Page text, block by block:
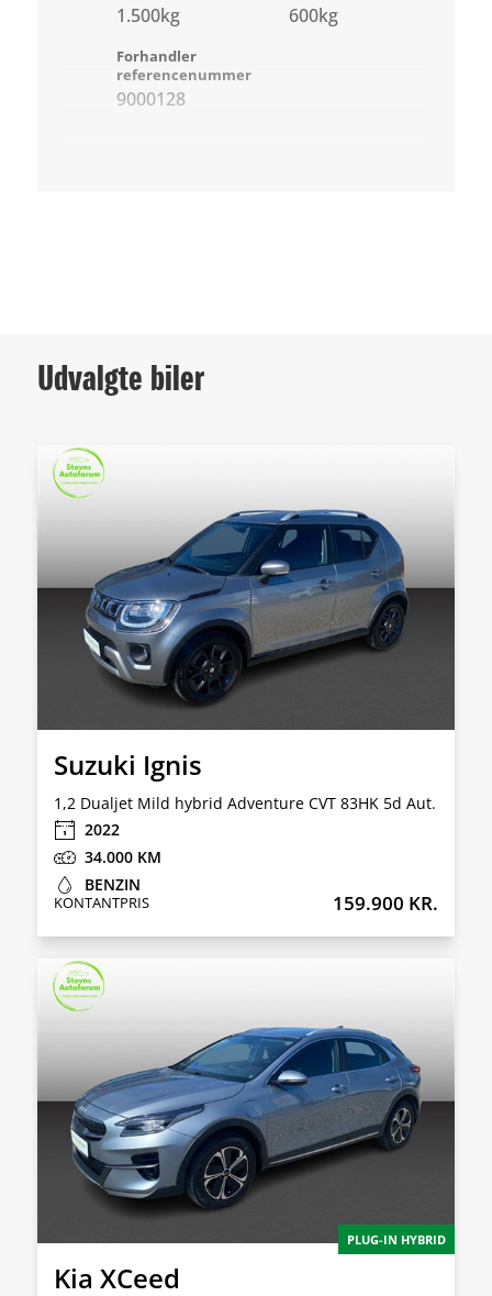
1.500kg 600kg
Forhandler
referencenummer
9000128
Udvalgte biler
Suzuki Ignis
1,2 Dualjet Mild hybrid Adventure CVT 83HK 5d Aut.
159.900 KR.
KONTANTPRIS
2022
34.000
BENZIN
PLUG-IN HYBRID
Kia XCeed